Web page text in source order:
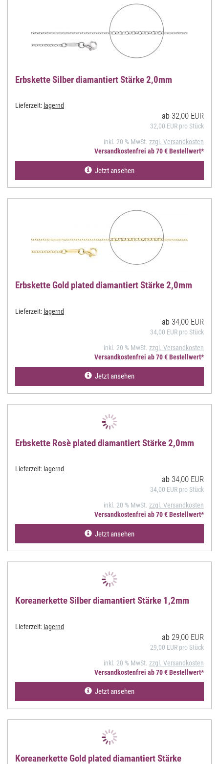
Erbskette Silber diamantiert Stärke 2,0mm
Lieferzeit: lagernd
ab 32,00 EUR
32,00 EUR pro Stück
inkl. 20 % MwSt. zzgl. Versandkosten
Versandkostenfrei ab 70 € Bestellwert*
Jetzt ansehen
Erbskette Gold plated diamantiert Stärke 2,0mm
Lieferzeit: lagernd
ab 34,00 EUR
34,00 EUR pro Stück
inkl. 20 % MwSt. zzgl. Versandkosten
Versandkostenfrei ab 70 € Bestellwert*
Jetzt ansehen
Erbskette Rosè plated diamantiert Stärke 2,0mm
Lieferzeit: lagernd
ab 34,00 EUR
34,00 EUR pro Stück
inkl. 20 % MwSt. zzgl. Versandkosten
Versandkostenfrei ab 70 € Bestellwert*
Jetzt ansehen
Koreanerkette Silber diamantiert Stärke 1,2mm
Lieferzeit: lagernd
ab 29,00 EUR
29,00 EUR pro Stück
inkl. 20 % MwSt. zzgl. Versandkosten
Versandkostenfrei ab 70 € Bestellwert*
Jetzt ansehen
Koreanerkette Gold plated diamantiert Stärke